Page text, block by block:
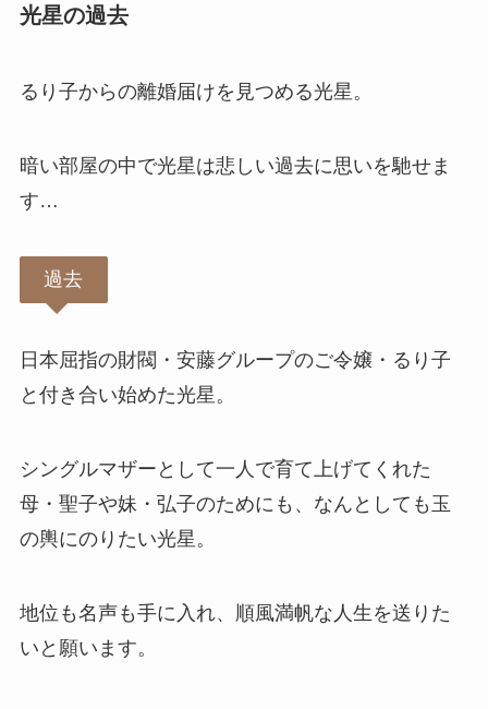
光星の過去
るり子からの離婚届けを見つめる光星。
暗い部屋の中で光星は悲しい過去に思いを馳せま
す…
過去
日本屈指の財閥・安藤グループのご令嬢・るり子
と付き合い始めた光星。
シングルマザーとして一人で育て上げてくれた
母・聖子や妹・弘子のためにも、なんとしても玉
の輿にのりたい光星。
地位も名声も手に入れ、順風満帆な人生を送りた
いと願います。